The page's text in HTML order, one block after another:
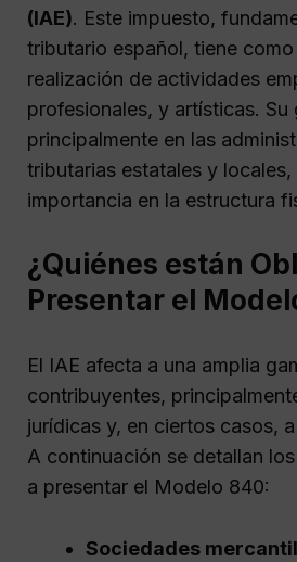
(IAE). Este impuesto,
tributario español, tiene
realización de actividades
profesionales, y artísticas. Su
principalmente en las
tributarias estatales y
importancia en la estructura
¿Quiénes están
Presentar el
El IAE afecta a una amplia
contribuyentes,
jurídicas y, en ciertos casos,
A continuación se detallan
a presentar el Modelo 840:
Sociedades